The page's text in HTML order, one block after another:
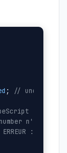
; // undefined
n'est
: string